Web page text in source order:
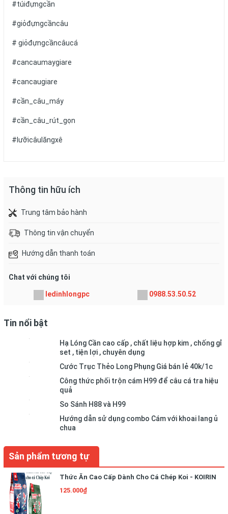
#túiđựngcần
#giỏđựngcầncâu
# giỏđựngcầncâucá
#cancaumaygiare
#cancaugiare
#cần_câu_máy
#cần_câu_rút_gọn
#lưỡicâulăngxê
Thông tin hữu ích
Trung tâm bảo hành
Thông tin vận chuyển
Hướng dẫn thanh toán
Chat với chúng tôi
ledinhlongpc 0988.53.50.52
Tin nổi bật
Hạ Lóng Cần cao cấp , chất liệu hợp kim , chống gỉ
set , tiện lợi , chuyên dụng
Cước Trục Thẻo Long Phụng Giá bán lẻ 40k/1c
Công thức phối trộn cám H99 để câu cá tra hiệu
quả
So Sánh H88 và H99
Hướng dẫn sử dụng combo Cám với khoai lang ủ
chua
Sản phẩm tương tự
Thức Ăn Cao Cấp Dành Cho Cá Chép Koi - KOIRIN
125.000₫